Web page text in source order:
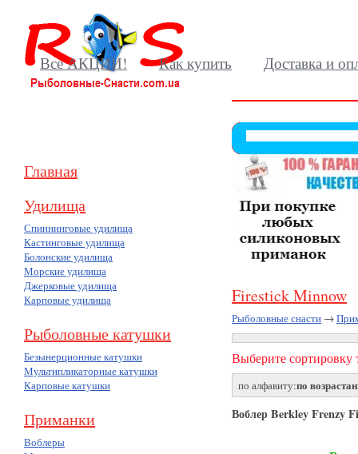
Все АКЦИИ! Как купить Доставка и
Главная
Удилища
Спиннинговые удилища
Кастинговые удилища
Болонские удилища
Морские удилища
Джерковые удилища
Карповые удилища
Рыболовные катушки
Безынерционные катушки
Мультипликаторные катушки
Карповые катушки
Приманки
Воблеры
Firestick Minnow
Рыболовные снасти →
Выберите сортировку
по алфавиту:по
Воблер Berkley Frenzy